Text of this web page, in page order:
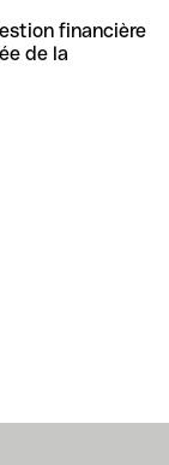
financière
de la